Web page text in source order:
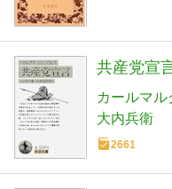
共産党宣
カールマル
大内兵衛
2661